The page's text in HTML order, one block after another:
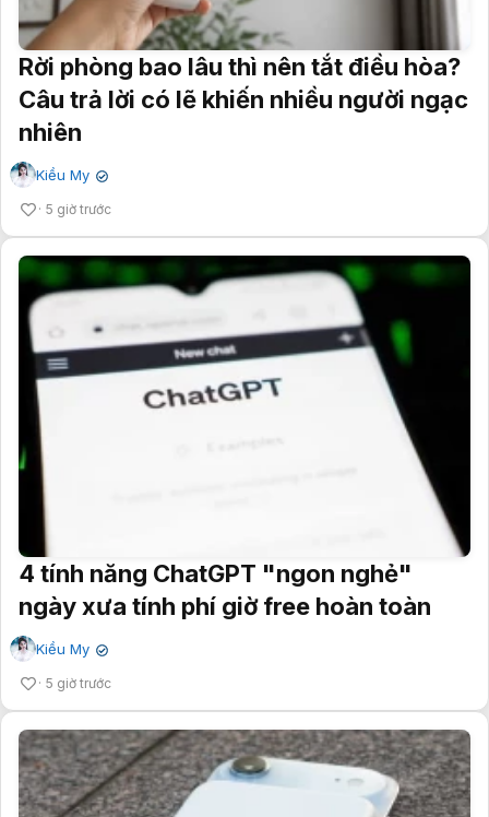
Rời phòng bao lâu thì nên tắt điều hòa?
Câu trả lời có lẽ khiến nhiều người ngạc
nhiên
Kiều My ✔
5 giờ trước
4 tính năng ChatGPT "ngon nghẻ"
ngày xưa tính phí giờ free hoàn toàn
Kiều My ✔
5 giờ trước